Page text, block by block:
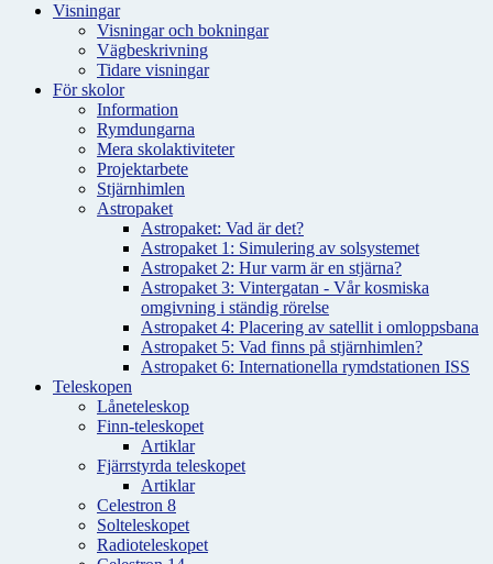
Visningar
Visningar och bokningar
Vägbeskrivning
Tidare visningar
För skolor
Information
Rymdungarna
Mera skolaktiviteter
Projektarbete
Stjärnhimlen
Astropaket
Astropaket: Vad är det?
Astropaket 1: Simulering av solsystemet
Astropaket 2: Hur varm är en stjärna?
Astropaket 3: Vintergatan - Vår kosmiska
omgivning i ständig rörelse
Astropaket 4: Placering av satellit i omloppsbana
Astropaket 5: Vad finns på stjärnhimlen?
Astropaket 6: Internationella rymdstationen ISS
Teleskopen
Låneteleskop
Finn-teleskopet
Artiklar
Fjärrstyrda teleskopet
Artiklar
Celestron 8
Solteleskopet
Radioteleskopet